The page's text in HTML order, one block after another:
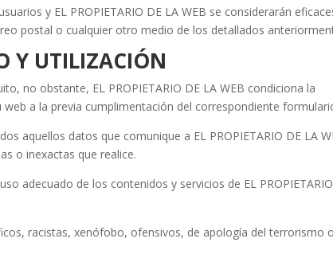
y EL PROPIETARIO DE LA WEB se considerarán
postal o cualquier otro medio de los detallados
Y UTILIZACIÓN
no obstante, EL PROPIETARIO DE LA WEB condiciona la
a la previa cumplimentación del correspondiente
aquellos datos que comunique a EL PROPIETARIO DE LA
o inexactas que realice.
adecuado de los contenidos y servicios de EL
racistas, xenófobo, ofensivos, de apología del terrorismo